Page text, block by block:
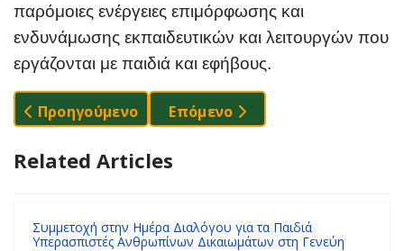
παρόμοιες ενέργειες επιμόρφωσης και
ενδυνάμωσης εκπαιδευτικών και λειτουργών που
εργάζονται με παιδιά και εφήβους.
Προηγούμενο Άρθρο: "Δεν Μπορώ Να
Προηγούμενο Επόμενο Άρθρο: Ο
Επόμενο
Related Articles
Συμμετοχή στην Ημέρα Διαλόγου για τα Παιδιά
Υπερασπιστές Ανθρωπίνων Δικαιωμάτων στη Γενεύη